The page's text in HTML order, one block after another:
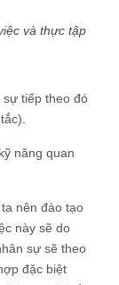
và thực tập
tiếp theo đó
năng quan
nên đào tạo
này sẽ do
sự sẽ theo
đặc biệt